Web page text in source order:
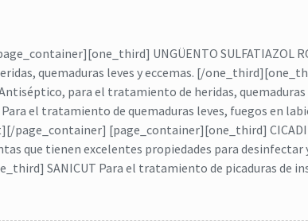
UNGÜENTO SULFATIAZOL
quemaduras leves y eccemas. [/
Antiséptico, para el tratamiento de heridas, quemaduras
el tratamiento de quemaduras leves, fuegos en
page_container] [page_container][one_third]
que tienen excelentes propiedades para
SANICUT Para el tratamiento de picaduras de